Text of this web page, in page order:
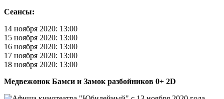
Сеансы:
14 ноября 2020: 13:00
15 ноября 2020: 13:00
16 ноября 2020: 13:00
17 ноября 2020: 13:00
18 ноября 2020: 13:00
Медвежонок Бамси и Замок разбойников 0+ 2D